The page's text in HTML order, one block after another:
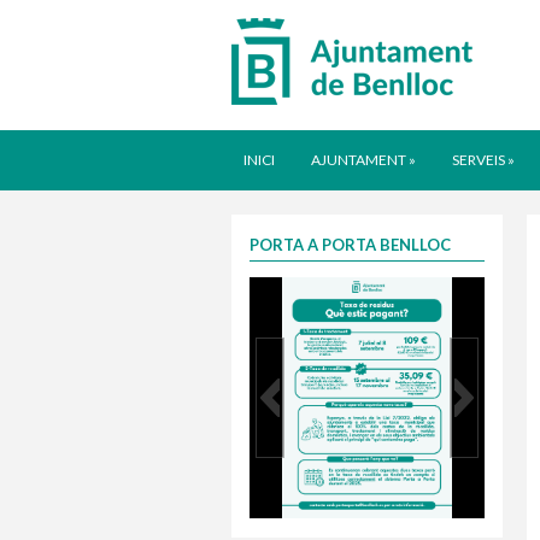
INICI AJUNTAMENT » SERVEIS »
PORTA A PORTA BENLLOC